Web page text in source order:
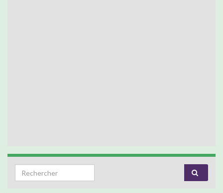
Search for: